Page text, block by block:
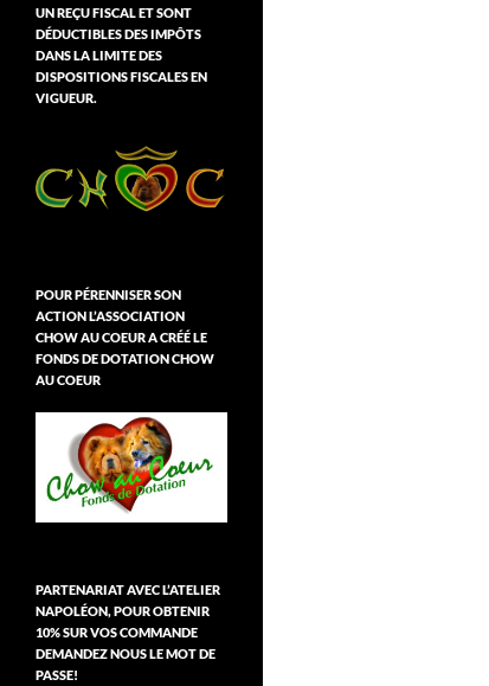
UN REÇU FISCAL ET SONT
DÉDUCTIBLES DES IMPÔTS
DANS LA LIMITE DES
DISPOSITIONS FISCALES EN
VIGUEUR.
POUR PÉRENNISER SON
ACTION L’ASSOCIATION
CHOW AU COEUR A CRÉÉ LE
FONDS DE DOTATION CHOW
AU COEUR
PARTENARIAT AVEC L’ATELIER
NAPOLÉON, POUR OBTENIR
10% SUR VOS COMMANDE
DEMANDEZ NOUS LE MOT DE
PASSE!